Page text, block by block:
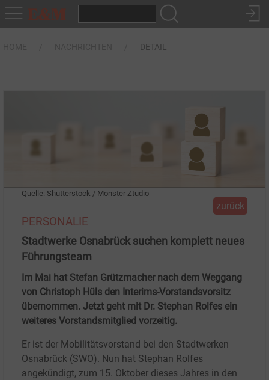
DETAIL
Quelle: Shutterstock / Monster Ztudio
zurück
PERSONALIE
Stadtwerke Osnabrück suchen komplett neues
Führungsteam
Im Mai hat Stefan Grützmacher nach dem Weggang
von Christoph Hüls den Interims-Vorstandsvorsitz
übernommen. Jetzt geht mit Dr. Stephan Rolfes ein
weiteres Vorstandsmitglied vorzeitig.
Er ist der Mobilitätsvorstand bei den Stadtwerken
Osnabrück (SWO). Nun hat Stephan Rolfes
angekündigt, zum 15. Oktober dieses Jahres in den